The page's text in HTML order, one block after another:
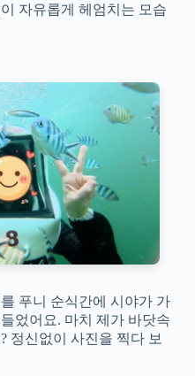
자유롭게 헤엄치는 모습
푸니 순식간에 시야가 가
었어요. 마치 제가 바닷속
정신없이 사진을 찍다 보